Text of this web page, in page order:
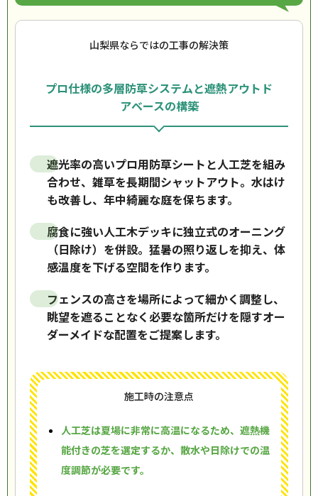
山梨県ならではの工事の解決策
プロ仕様の多層防草システムと遮熱アウトド
アベースの構築
遮光率の高いプロ用防草シートと人工芝を組み
合わせ、雑草を長期間シャットアウト。水はけ
も改善し、年中綺麗な庭を保ちます。
腐食に強い人工木デッキに独立式のオーニング
（日除け）を併設。猛暑の照り返しを抑え、体
感温度を下げる空間を作ります。
フェンスの高さを場所によって細かく調整し、
眺望を遮ることなく必要な箇所だけを隠すオー
ダーメイドな配置をご提案します。
施工時の注意点
人工芝は夏場に非常に高温になるため、遮熱機
能付きの芝を選定するか、散水や日除けでの温
度調節が必要です。